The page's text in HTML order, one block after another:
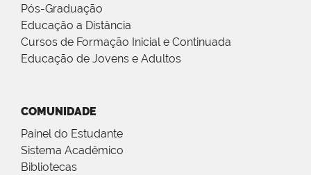
Pós-Graduação
Educação a Distância
Cursos de Formação Inicial e Continuada
Educação de Jovens e Adultos
COMUNIDADE
Painel do Estudante
Sistema Acadêmico
Bibliotecas